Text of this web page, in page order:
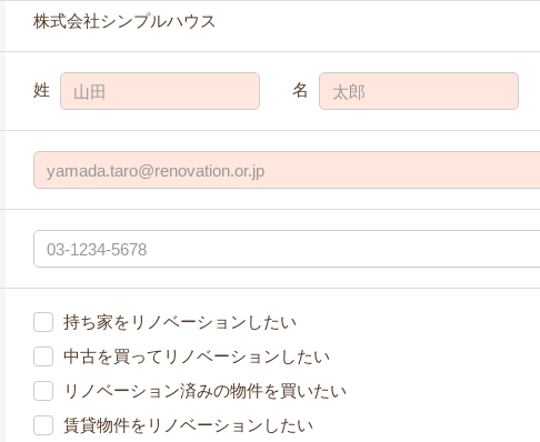
株式会社シンプルハウス
姓 名
持ち家をリノベーションしたい
中古を買ってリノベーションしたい
リノベーション済みの物件を買いたい
賃貸物件をリノベーションしたい